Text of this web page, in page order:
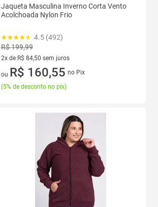
Jaqueta Masculina Inverno Corta Vento
Acolchoada Nylon Frio
4.5 (492)
R$ 199,99
2x de R$ 84,50 sem juros
2 vez de R$ 84,50 sem juros
ou R$ 160,55 no Pix
(5% de desconto no pix)